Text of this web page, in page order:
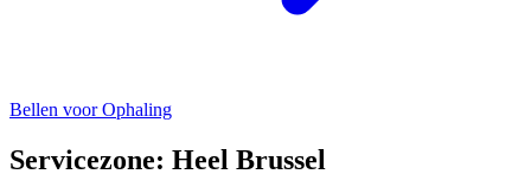
Bellen voor Ophaling
Servicezone: Heel Brussel